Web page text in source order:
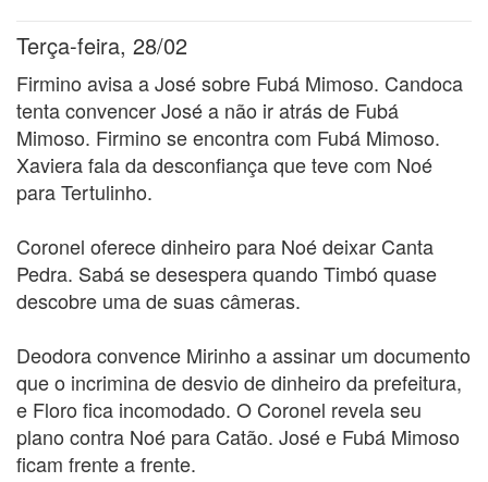
Terça-feira, 28/02
Firmino avisa a José sobre Fubá Mimoso. Candoca
tenta convencer José a não ir atrás de Fubá
Mimoso. Firmino se encontra com Fubá Mimoso.
Xaviera fala da desconfiança que teve com Noé
para Tertulinho.
Coronel oferece dinheiro para Noé deixar Canta
Pedra. Sabá se desespera quando Timbó quase
descobre uma de suas câmeras.
Deodora convence Mirinho a assinar um documento
que o incrimina de desvio de dinheiro da prefeitura,
e Floro fica incomodado. O Coronel revela seu
plano contra Noé para Catão. José e Fubá Mimoso
ficam frente a frente.